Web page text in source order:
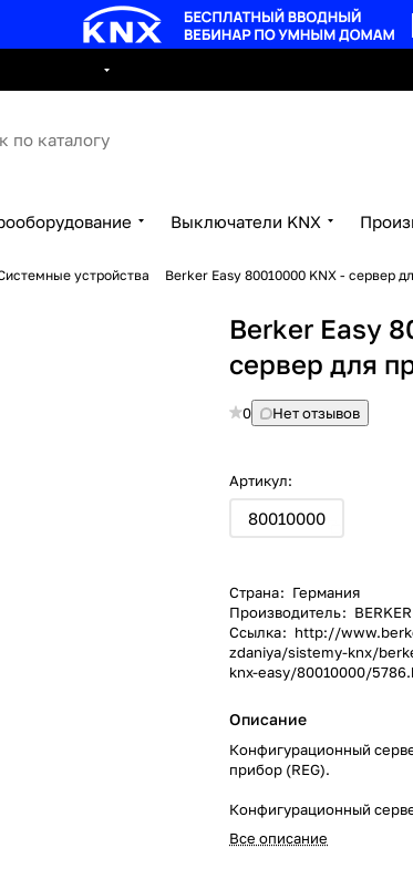
Выключатели KNX
устройства Berker Easy 80010000 KNX - сервер
Berker Easy
сервер для
0 Нет отзывов
Артикул:
80010000
Страна: Германия
Производитель: BERKER
Ссылка: http://
zdaniya/sistemy-knx/
knx-easy/80010000/
Описание
Конфигурационный
прибор (REG).
Конфигурационный
прибор (REG).
Все описание